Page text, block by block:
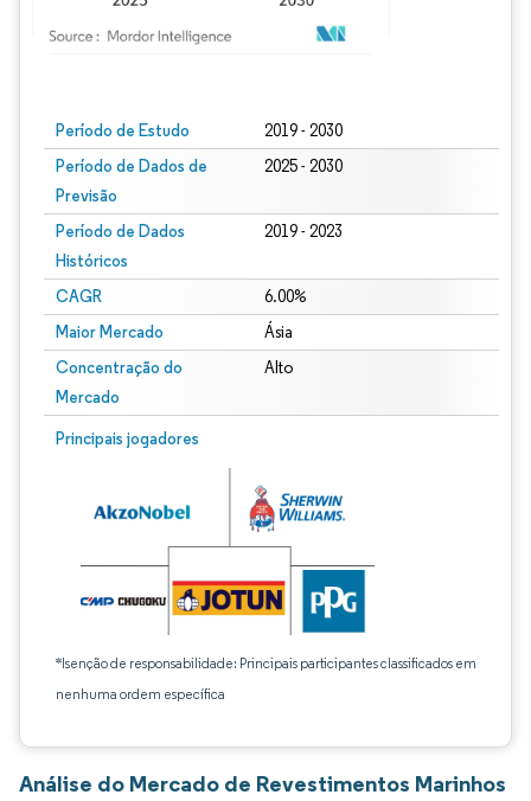
Período de Estudo 2019 - 2030
Período de Dados de
Previsão
2025 - 2030
Período de Dados
Históricos
2019 - 2023
CAGR 6.00%
Maior Mercado Ásia
Concentração do
Mercado
Alto
Principais jogadores
*Isenção de responsabilidade: Principais participantes classificados em
nenhuma ordem específica
Análise do Mercado de Revestimentos Marinhos